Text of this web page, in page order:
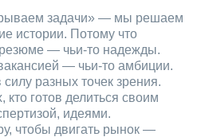
задачи» — мы решаем
истории. Потому что
— чьи‑то надежды.
— чьи‑то амбиции.
разных точек зрения.
кто готов делиться своим
идеями.
чтобы двигать рынок —